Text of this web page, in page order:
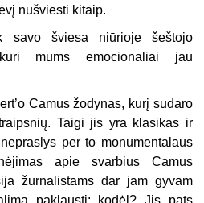
nušviesti kitaip.
savo šviesa niūrioje šeštojo
mums emocionaliai jau
Camus žodynas, kurį sudaro
Taigi jis yra klasikas ir
per to monumentalaus
apie svarbius Camus
žurnalistams dar jam gyvam